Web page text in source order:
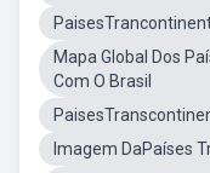
Mapa Global Dos
Com O Brasil
Imagem DaPaíses